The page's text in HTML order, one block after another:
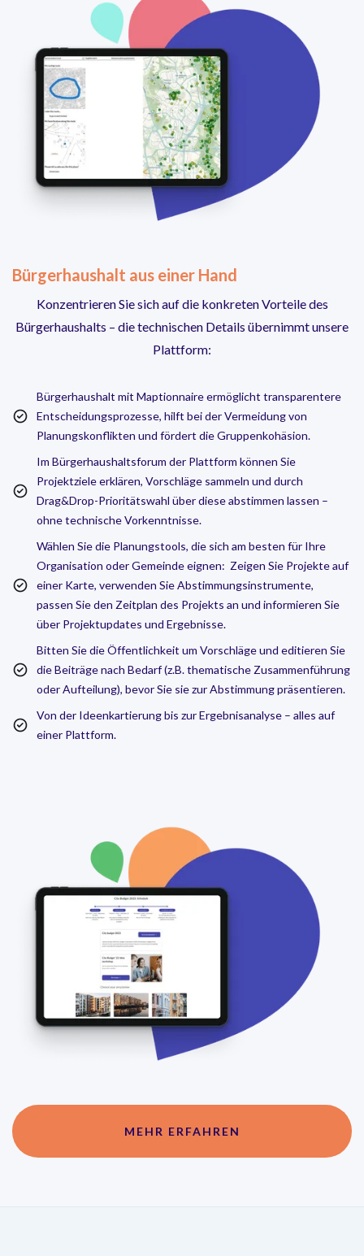
Bürgerhaushalt aus einer Hand
Konzentrieren Sie sich auf die konkreten Vorteile des
Bürgerhaushalts – die technischen Details übernimmt unsere
Plattform:
Bürgerhaushalt mit Maptionnaire ermöglicht transparentere
Entscheidungsprozesse, hilft bei der Vermeidung von
Planungskonflikten und fördert die Gruppenkohäsion.
Im Bürgerhaushaltsforum der Plattform können Sie
Projektziele erklären, Vorschläge sammeln und durch
Drag&Drop-Prioritätswahl über diese abstimmen lassen –
ohne technische Vorkenntnisse.
Wählen Sie die Planungstools, die sich am besten für Ihre
Organisation oder Gemeinde eignen: Zeigen Sie Projekte auf
einer Karte, verwenden Sie Abstimmungsinstrumente,
passen Sie den Zeitplan des Projekts an und informieren Sie
über Projektupdates und Ergebnisse.
Bitten Sie die Öffentlichkeit um Vorschläge und editieren Sie
die Beiträge nach Bedarf (z.B. thematische Zusammenführung
oder Aufteilung), bevor Sie sie zur Abstimmung präsentieren.
Von der Ideenkartierung bis zur Ergebnisanalyse – alles auf
einer Plattform.
MEHR ERFAHREN